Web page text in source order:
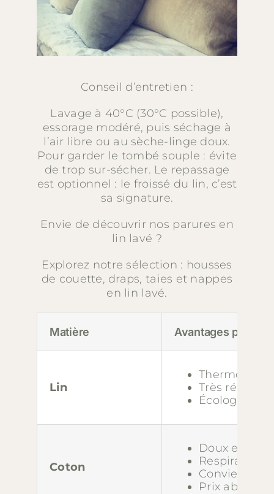
Conseil d’entretien :
Lavage à 40°C (30°C possible),
essorage modéré, puis séchage à
l’air libre ou au sèche-linge doux.
Pour garder le tombé souple : évite
de trop sur-sécher. Le repassage
est optionnel : le froissé du lin, c’est
sa signature.
Envie de découvrir nos parures en
lin lavé ?
Explorez notre sélection : housses
de couette, draps, taies et nappes
en lin lavé.
Matière Avantages
Lin
Très
Écologique
Coton
Doux et
Respirant
Convient à
Prix